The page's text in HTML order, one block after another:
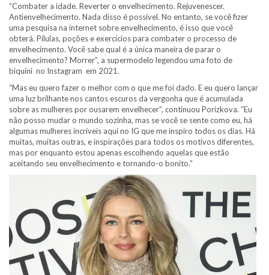
“Combater a idade. Reverter o envelhecimento. Rejuvenescer.
Antienvelhecimento. Nada disso é possível. No entanto, se você fizer
uma pesquisa na internet sobre envelhecimento, é isso que você
obterá. Pílulas, poções e exercícios para combater o processo de
envelhecimento. Você sabe qual é a única maneira de parar o
envelhecimento? Morrer”, a supermodelo legendou uma foto de
biquíni no Instagram em 2021.
“Mas eu quero fazer o melhor com o que me foi dado. E eu quero lançar
uma luz brilhante nos cantos escuros da vergonha que é acumulada
sobre as mulheres por ousarem envelhecer”, continuou Porizkova. “Eu
não posso mudar o mundo sozinha, mas se você se sente como eu, há
algumas mulheres incríveis aqui no IG que me inspiro todos os dias. Há
muitas, muitas outras, e inspirações para todos os motivos diferentes,
mas por enquanto estou apenas escolhendo aquelas que estão
aceitando seu envelhecimento e tornando-o bonito.”